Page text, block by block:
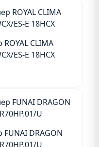
CLIMA
ES-E 18HСX
DRAGON
U